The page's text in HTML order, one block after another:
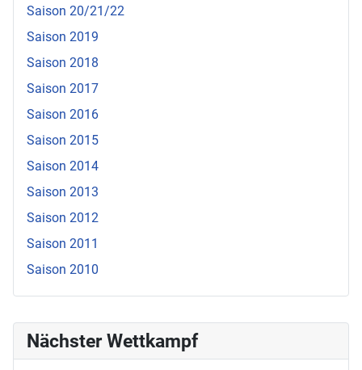
Nächster Wettkampf
Saison 20/21/22
Saison 2019
Saison 2018
Saison 2017
Saison 2016
Saison 2015
Saison 2014
Saison 2013
Saison 2012
Saison 2011
Saison 2010